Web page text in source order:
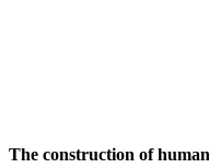
The construction of